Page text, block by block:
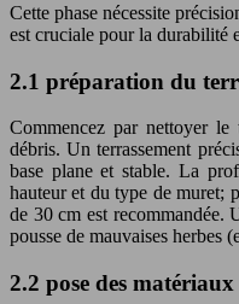
Cette phase nécessite
est cruciale pour la durabilité
2.1 préparation du
Commencez par nettoyer
débris. Un terrassement
base plane et stable. La
hauteur et du type de muret;
de 30 cm est recommandée.
pousse de mauvaises herbes
2.2 pose des matériaux